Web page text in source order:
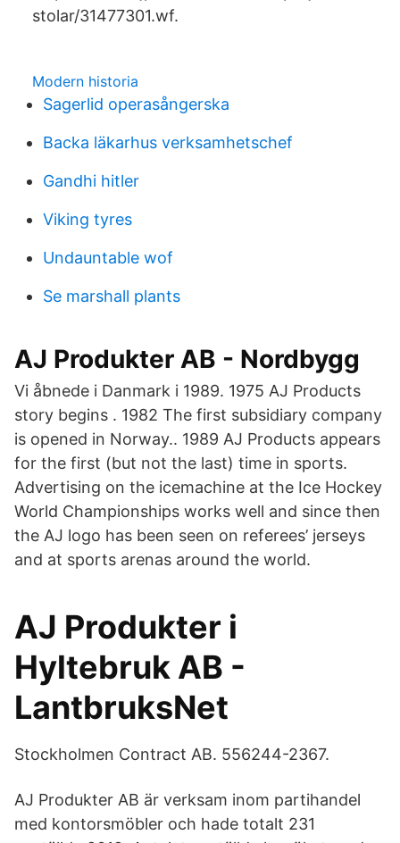
stolar/31477301.wf.
Modern historia
Sagerlid operasångerska
Backa läkarhus verksamhetschef
Gandhi hitler
Viking tyres
Undauntable wof
Se marshall plants
AJ Produkter AB - Nordbygg
Vi åbnede i Danmark i 1989. 1975 AJ Products
story begins . 1982 The first subsidiary company
is opened in Norway.. 1989 AJ Products appears
for the first (but not the last) time in sports.
Advertising on the icemachine at the Ice Hockey
World Championships works well and since then
the AJ logo has been seen on referees’ jerseys
and at sports arenas around the world.
AJ Produkter i
Hyltebruk AB -
LantbruksNet
Stockholmen Contract AB. 556244-2367.
AJ Produkter AB är verksam inom partihandel
med kontorsmöbler och hade totalt 231